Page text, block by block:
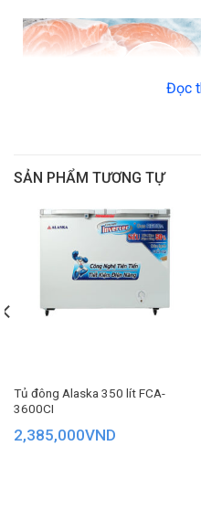
Chất liệu kính
Công nghệ tích hợp
Tiện ích
THÔNG TIN CHUNG
Thương hiệu
Tiết kiệm điện năng với
khả năng tự động điều chỉnh
máy hoạt động êm ái, khả
độ ổn định đem đến hiệu
Đọc
SẢN PHẨM TƯƠNG TỰ
Tủ đông Alaska 350 lít FCA-
3600CI
2,385,000VND